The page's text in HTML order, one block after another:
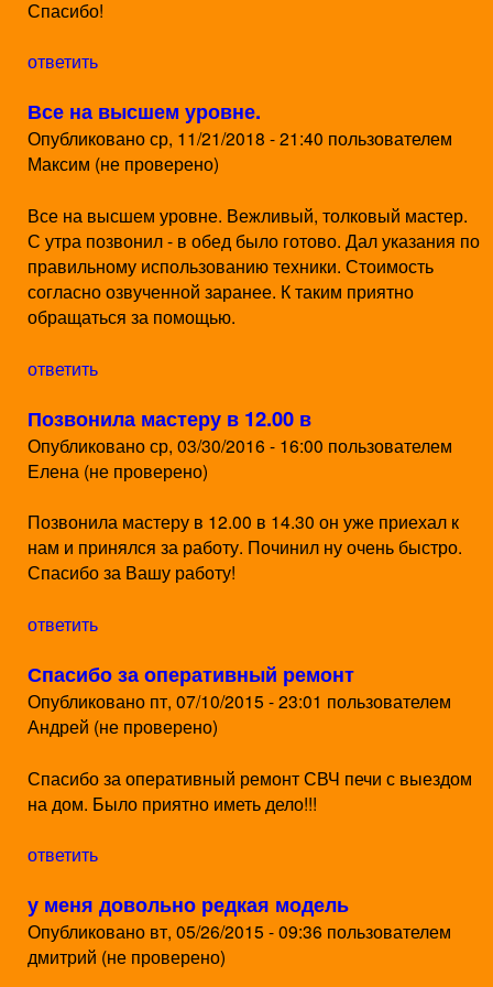
Спасибо!
ответить
Все на высшем уровне.
Опубликованоср, 11/21/2018 - 21:40 пользователем
Максим (не проверено)
Все на высшем уровне. Вежливый, толковый мастер.
С утра позвонил - в обед было готово. Дал указания по
правильному использованию техники. Стоимость
согласно озвученной заранее. К таким приятно
обращаться за помощью.
ответить
Позвонила мастеру в 12.00 в
Опубликованоср, 03/30/2016 - 16:00 пользователем
Елена (не проверено)
Позвонила мастеру в 12.00 в 14.30 он уже приехал к
нам и принялся за работу. Починил ну очень быстро.
Спасибо за Вашу работу!
ответить
Спасибо за оперативный ремонт
Опубликовано пт, 07/10/2015 - 23:01 пользователем
Андрей (не проверено)
Спасибо за оперативный ремонт СВЧ печи с выездом
на дом. Было приятно иметь дело!!!
ответить
у меня довольно редкая модель
Опубликовано вт, 05/26/2015 - 09:36 пользователем
дмитрий (не проверено)